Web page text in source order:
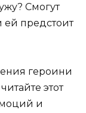
Смогут
ей предстоит
героини
этот
и